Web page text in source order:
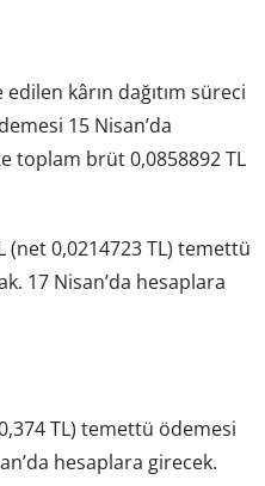
kârın dağıtım süreci
15 Nisan’da
toplam brüt 0,0858892 TL
(net 0,0214723 TL) temettü
17 Nisan’da hesaplara
TL) temettü ödemesi
hesaplara girecek.